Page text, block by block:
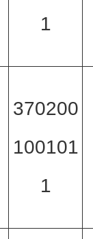
1
370200
100101
1